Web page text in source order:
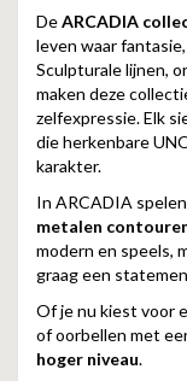
DeARCADIA
leven waar
Sculpturale lijnen,
maken deze
zelfexpressie. Elk
die herkenbare
karakter.
In ARCADIA spelen
metalen
modern en speels,
graag een
Of je nu kiest voor
of oorbellen met
hoger niveau.